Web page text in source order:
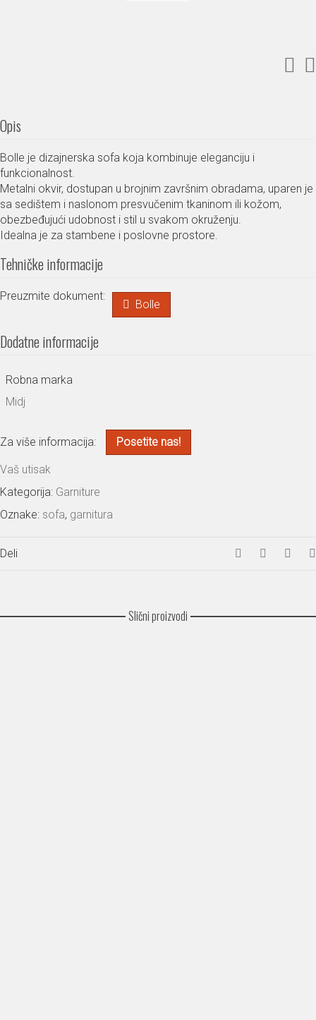
Opis
Bolle je dizajnerska sofa koja kombinuje eleganciju i
funkcionalnost.
Metalni okvir, dostupan u brojnim završnim obradama, uparen je
sa sedištem i naslonom presvučenim tkaninom ili kožom,
obezbeđujući udobnost i stil u svakom okruženju.
Idealna je za stambene i poslovne prostore.
Tehničke informacije
Preuzmite dokument:
Bolle
Dodatne informacije
Robna marka
Midj
Za više informacija: Posetite nas!
Vaš utisak
Kategorija: Garniture
Oznake: sofa, garnitura
Deli
Slični proizvodi